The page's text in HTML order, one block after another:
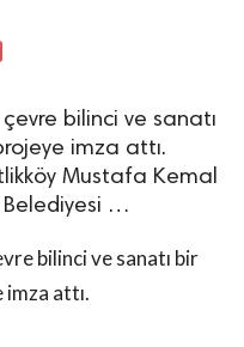
bilinci ve sanatı
imza attı.
Mustafa Kemal
Belediyesi …
bilinci ve sanatı bir
attı.